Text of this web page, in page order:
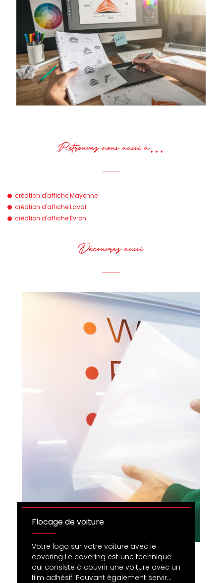
Retrouvez-nous aussi à…
création d'affiche Mayenne
création d'affiche Laval
création d'affiche Évron
Découvrez aussi
Flocage de voiture
Votre logo sur votre voiture avec le
covering Le covering est une technique
qui consiste à couvrir une voiture avec un
film adhésif. Pouvant également servir…